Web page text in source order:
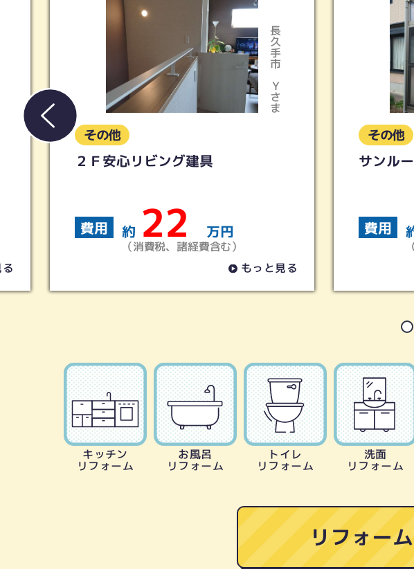
長久手市
Yさま
その他
２Ｆ安心リビング建具
22 万円
（消費税、諸経費含む）
（消費税、諸
キッチン
リフォーム
お風呂
リフォーム
トイレ
リフォーム
洗面
リフォーム
リフォー